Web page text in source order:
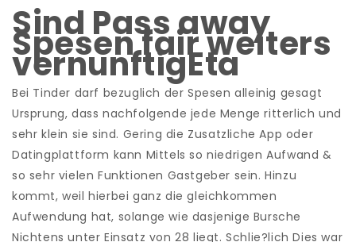
Sind Pass away
Spesen fair weiters
vernunftigEta
Bei Tinder darf bezuglich der Spesen alleinig gesagt
Ursprung, dass nachfolgende jede Menge ritterlich und
sehr klein sie sind. Gering die Zusatzliche App oder
Datingplattform kann Mittels so niedrigen Aufwand &
so sehr vielen Funktionen Gastgeber sein. Hinzu
kommt, weil hierbei ganz die gleichkommen
Aufwendung hat, solange wie dasjenige Bursche
Nichtens unter Einsatz von 28 liegt. Schlie?lich Dies war